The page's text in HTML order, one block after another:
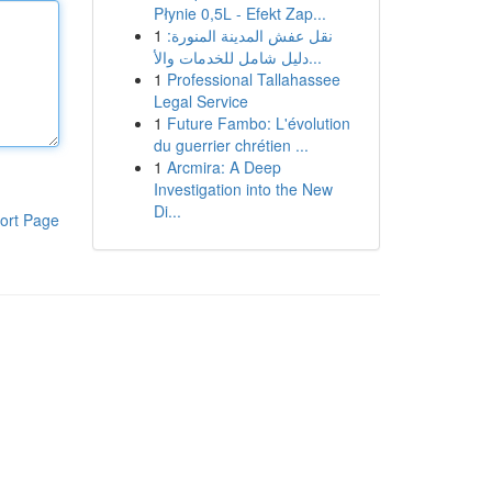
Page
Płynie 0,5L - Efekt Zap...
1 نقل عفش المدينة المنورة:
دليل شامل للخدمات والأ...
1 Professional Tallahassee
Legal Service
1 Future Fambo: L'évolution
du guerrier chrétien ...
1 Arcmira: A Deep
Investigation into the New
Di...